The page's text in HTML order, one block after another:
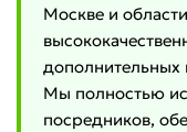
Москве и
дополнительных
Мы полностью
посредников,